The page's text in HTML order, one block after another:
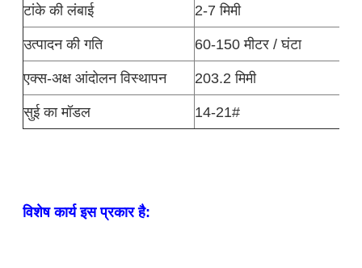
टांके की लंबाई
2-7 मिमी
उत्पादन की गति
60-150 मीटर / घंटा
एक्स-अक्ष आंदोलन विस्थापन
203.2 मिमी
सुई का मॉडल
14-21#
विशेष कार्य इस प्रकार है: